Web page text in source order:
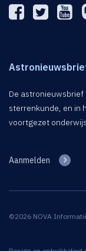
De astronieuwsbrief
sterrenkunde, en in
voortgezet
Aanmelden
©2026 NOVA